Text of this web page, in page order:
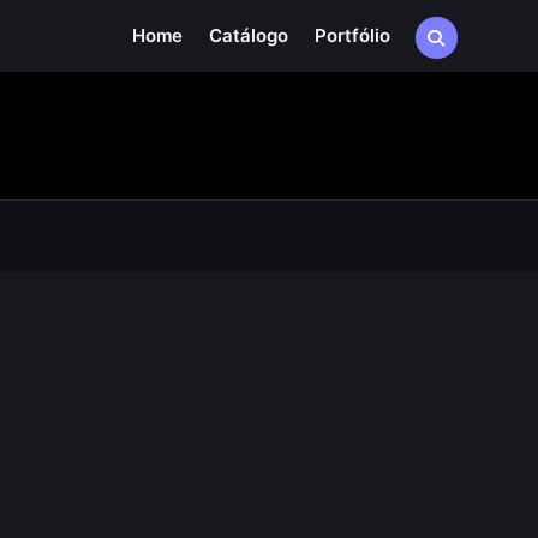
Home Catálogo Portfólio